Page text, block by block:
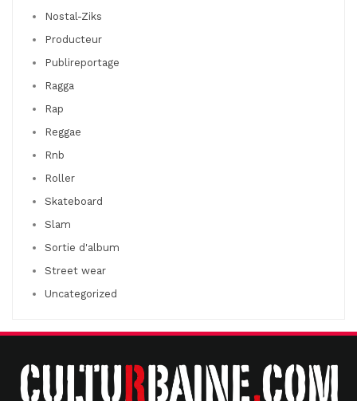
Nostal-Ziks
Producteur
Publireportage
Ragga
Rap
Reggae
Rnb
Roller
Skateboard
Slam
Sortie d'album
Street wear
Uncategorized